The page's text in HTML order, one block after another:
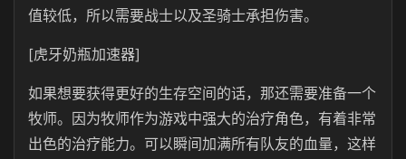
值较低，所以需要战士以及圣骑士承担伤害。
[虎牙奶瓶加速器]
如果想要获得更好的生存空间的话，那还需要准备一个
牧师。因为牧师作为游戏中强大的治疗角色，有着非常
出色的治疗能力。可以瞬间加满所有队友的血量，这样